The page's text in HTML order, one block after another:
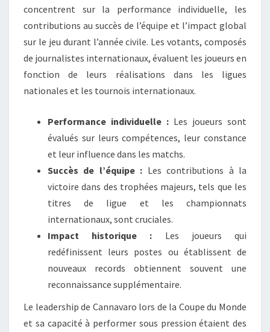
concentrent sur la performance individuelle, les
contributions au succès de l’équipe et l’impact global
sur le jeu durant l’année civile. Les votants, composés
de journalistes internationaux, évaluent les joueurs en
fonction de leurs réalisations dans les ligues
nationales et les tournois internationaux.
Performance individuelle : Les joueurs sont
évalués sur leurs compétences, leur constance
et leur influence dans les matchs.
Succès de l’équipe : Les contributions à la
victoire dans des trophées majeurs, tels que les
titres de ligue et les championnats
internationaux, sont cruciales.
Impact historique : Les joueurs qui
redéfinissent leurs postes ou établissent de
nouveaux records obtiennent souvent une
reconnaissance supplémentaire.
Le leadership de Cannavaro lors de la Coupe du Monde
et sa capacité à performer sous pression étaient des